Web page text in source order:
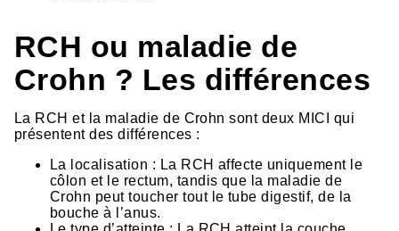
RCH ou maladie de
Crohn ? Les différences
La RCH et la maladie de Crohn sont deux MICI qui
présentent des différences :
La localisation : La RCH affecte uniquement le
côlon et le rectum, tandis que la maladie de
Crohn peut toucher tout le tube digestif, de la
bouche à l’anus.